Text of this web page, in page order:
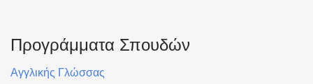
Προγράμματα Σπουδών
Αγγλικής Γλώσσας